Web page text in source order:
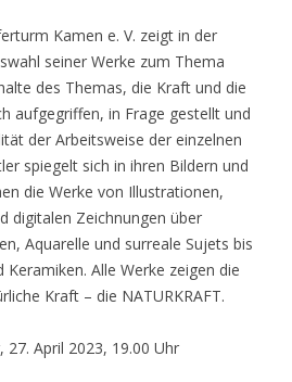
Kamen e. V. zeigt in der
seiner Werke zum Thema
des Themas, die Kraft und die
aufgegriffen, in Frage gestellt und
der Arbeitsweise der einzelnen
spiegelt sich in ihren Bildern und
die Werke von Illustrationen,
digitalen Zeichnungen über
Aquarelle und surreale Sujets bis
Alle Werke zeigen die
Kraft – die NATURKRAFT.
27. April 2023, 19.00 Uhr